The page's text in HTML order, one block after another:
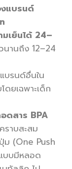
แบรนด์
มเย็นได้ 24–
นานถึง 12–24
บรนด์อื่นใน
ยเฉพาะเด็ก
ดสาร BPA
ราบสะสม
ม (One Push
บบมีหลอด